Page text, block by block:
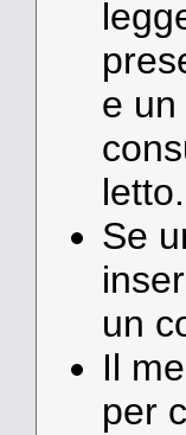
e un
letto.
Se
un
Il
per